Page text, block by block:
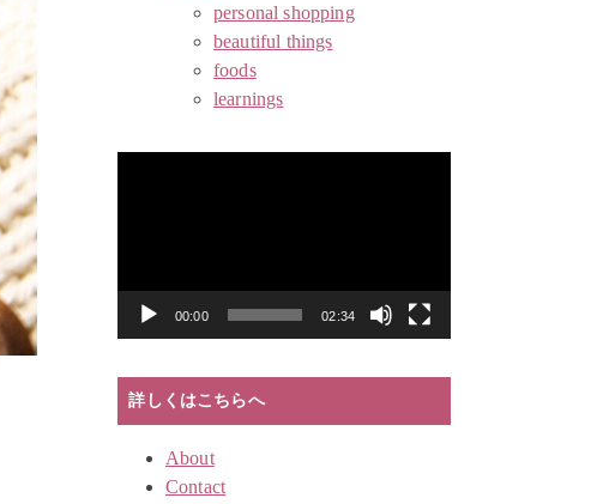
personal shopping
beautiful things
foods
learnings
ー
00:00 02:34
詳しくはこちらへ
About
Contact